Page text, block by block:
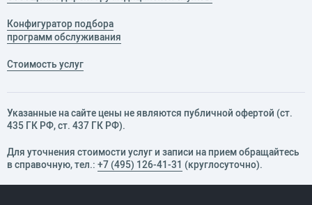
Конфигуратор подбора
программ обслуживания
Стоимость услуг
Указанные на сайте цены не являются публичной офертой (ст.
435 ГК РФ, cт. 437 ГК РФ).
Для уточнения стоимости услуг и записи на прием обращайтесь
в справочную, тел.: +7 (495) 126-41-31 (круглосуточно).